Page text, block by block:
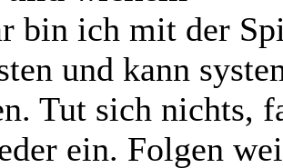
bin ich mit der
und kann
Tut sich nichts,
ein. Folgen